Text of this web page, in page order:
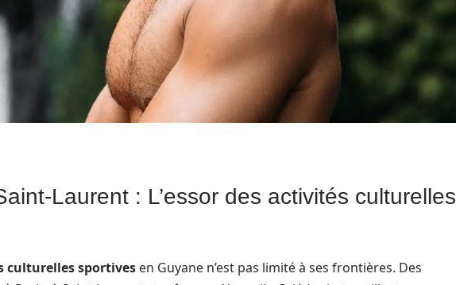
Laurent : L’essor des activités culturelles
culturelles sportives en Guyane n’est pas limité à ses frontières. Des